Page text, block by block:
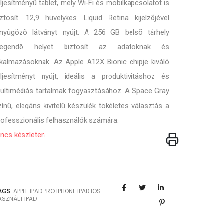
tablet, mely Wi-Fi és mobilkapcsolatot is
12,9 hüvelykes Liquid Retina kijelzõjével
látványt nyújt. A 256 GB belsõ tárhely
helyet biztosít az adatoknak és
Az Apple A12X Bionic chipje kiváló
nyújt, ideális a produktivitáshoz és
tartalmak fogyasztásához. A Space Gray
elegáns kivitelû készülék tökéletes választás a
felhasználók számára.
készleten
APPLE IPAD PRO IPHONE IPAD IOS
IPAD